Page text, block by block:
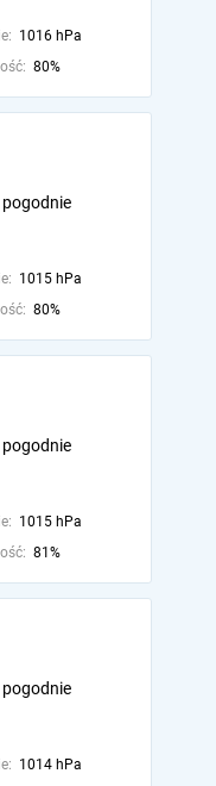
1016 hPa
80%
pogodnie
1015 hPa
80%
pogodnie
1015 hPa
81%
pogodnie
1014 hPa